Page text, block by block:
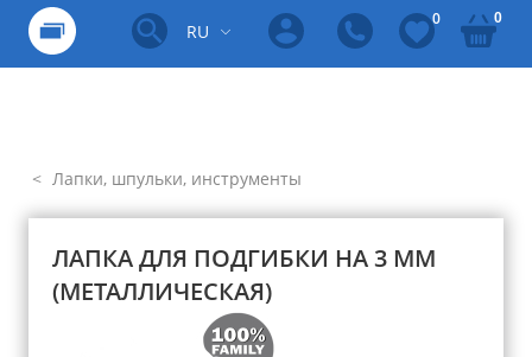
RU
0 0
Лапки, шпульки, инструменты
ЛАПКА ДЛЯ ПОДГИБКИ НА 3 ММ
(МЕТАЛЛИЧЕСКАЯ)